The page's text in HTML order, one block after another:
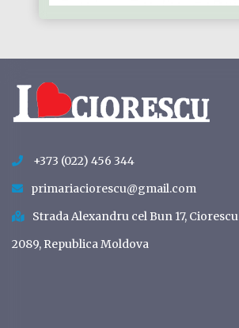
+373 (022) 456 344
primariaciorescu@gmail.com
Strada Alexandru cel Bun 17, Ciorescu
2089, Republica Moldova